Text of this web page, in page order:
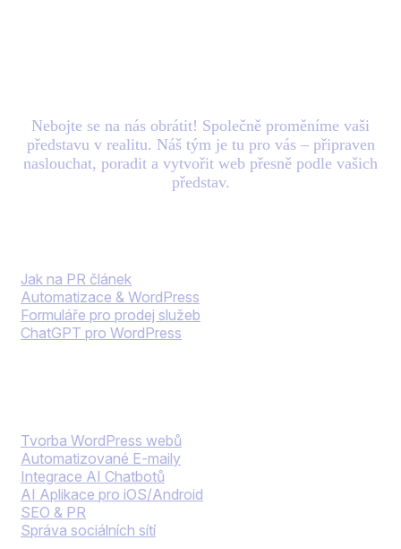
Nebojte se na nás obrátit! Společně proměníme vaši
představu v realitu. Náš tým je tu pro vás – připraven
naslouchat, poradit a vytvořit web přesně podle vašich
představ.
Jak na PR článek
Automatizace & WordPress
Formuláře pro prodej služeb
ChatGPT pro WordPress
Tvorba WordPress webů
Automatizované E-maily
Integrace AI Chatbotů
AI Aplikace pro iOS/Android
SEO & PR
Správa sociálních sítí